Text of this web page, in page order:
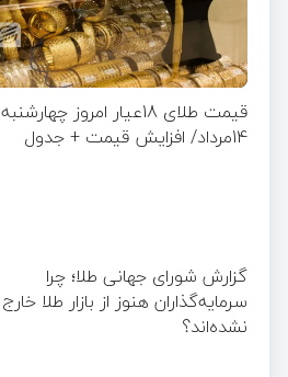
قیمت طلای 18عیار امروز چهارشنبه
14مرداد/ افزایش قیمت + جدول
گزارش شورای جهانی طلا؛ چرا
سرمایه‌گذاران هنوز از بازار طلا خارج
نشده‌اند؟